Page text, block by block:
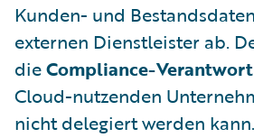
Kunden- und
externen Dienstleister ab.
dieCompliance-
Cloud-nutzenden
nicht delegiert werden kann.